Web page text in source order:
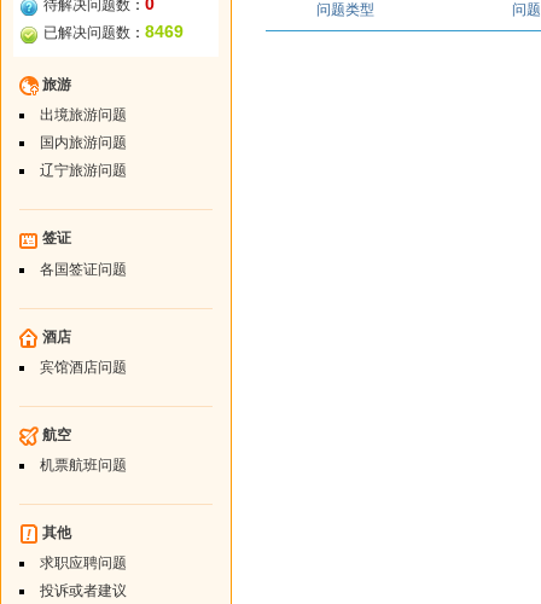
待解决问题数 ：
已解决问题数 ： 8469
旅游
出境旅游问题
国内旅游问题
辽宁旅游问题
签证
各国签证问题
酒店
宾馆酒店问题
航空
机票航班问题
其他
求职应聘问题
投诉或者建议
问题类型 问题